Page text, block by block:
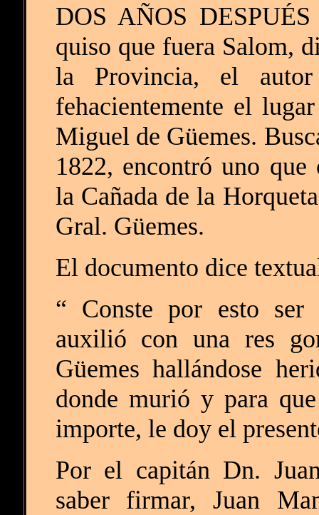
DOS AÑOS
quiso que fuera Salom,
la Provincia, el
fehacientemente el
Miguel de Güemes.
1822, encontró uno
la Cañada de la
Gral. Güemes.
El documento dice
“ Conste por esto ser
auxilió con una res
Güemes hallándose
donde murió y para
importe, le doy el
Por el capitán Dn.
saber firmar, Juan